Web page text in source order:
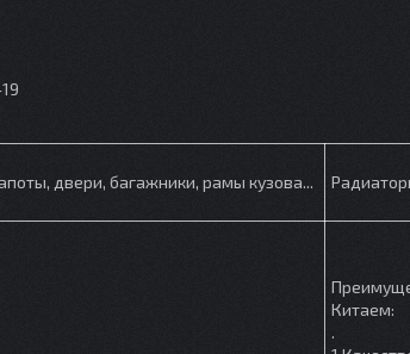
двери, багажники, рамы кузова...
Китаем:
.